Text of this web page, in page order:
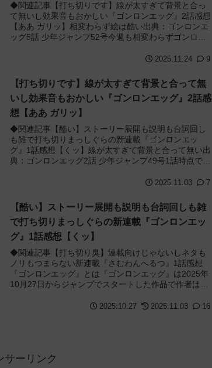
◆関連記事【打ち切りです】線が太すぎて背景と合っ
て無いし効果音もおかしい『ゴンロンエッグ』2話感想
【ああ ガリッ】相変わらず絵は酷い出典：ゴンロンエ
ッグ5話 少年ジャンプ52号今週も相変わらずゴンロン
2025.11.24 9
【打ち切りです】線が太すぎて背景と合って無
いし効果音もおかしい『ゴンロンエッグ』2話感
想【ああ ガリッ】
◆関連記事【酷い】ストーリー展開も説明も台詞回し
も雑で打ち切りまっしぐらの新連載『ゴンロンエッ
グ』1話感想【くッ】線が太すぎて背景と合って無い出
典：ゴンロンエッグ2話 少年ジャンプ49号1話時点では
2025.11.03 7
【酷い】ストーリー展開も説明も台詞回しも雑
で打ち切りまっしぐらの新連載『ゴンロンエッ
グ』1話感想【くッ】
◆関連記事【打ち切り臭】連載向けじゃないしネタも
ノリもつまらない新連載『さむわんへるつ』1話感想
『ゴンロンエッグ』とは『ゴンロンエッグ』は2025年
10月27日からジャンプでスタートした作品で作者は
2025.10.27 2025.11.03 16
サーリンク